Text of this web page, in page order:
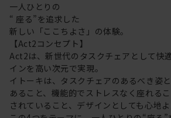
一人ひとりの
“ 座る”を追求した
新しい「ここちよさ」の体験。
【Act2コンセプト】
Act2は、新世代のタスクチェアとして快
インを高い次元で実現。
イトーキは、タスクチェアのあるべき姿
あること、機能的でストレスなく座れる
されていること、デザインとしても心地よ